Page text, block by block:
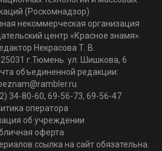
(Роскомнадзор)
некоммерческая организация
центр «Красное знамя».
Некрасова Т. В.
г.Тюмень. ул. Шишкова, 6
объединенной редакции:
34-80-60, 69-56-73, 69-56-47
оператора
об учреждении
оферта
ссылка на сайт обязательна.